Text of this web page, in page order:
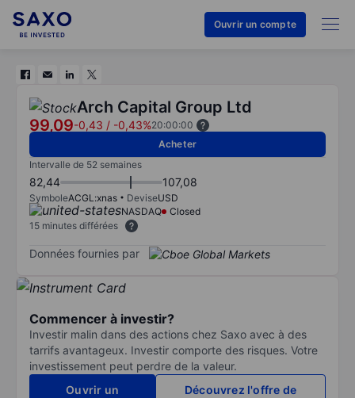
Ouvrir un compte
Arch Capital Group Ltd
99,09-0,43 / -0,43%20:00:00
Acheter
Intervalle de 52 semaines
82,44 107,08
SymboleACGL:xnas DeviseUSD
NASDAQ
Closed
15 minutes différées
Données fournies par
Commencer à investir?
Investir malin dans des actions chez Saxo avec à des
tarrifs avantageux. Investir comporte des risques. Votre
investissement peut perdre de la valeur.
Ouvrir un
Découvrez l'offre de